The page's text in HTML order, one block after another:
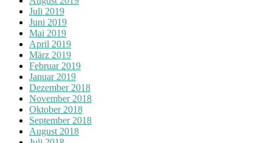
Juli 2019
Juni 2019
Mai 2019
April 2019
März 2019
Februar 2019
Januar 2019
Dezember 2018
November 2018
Oktober 2018
September 2018
August 2018